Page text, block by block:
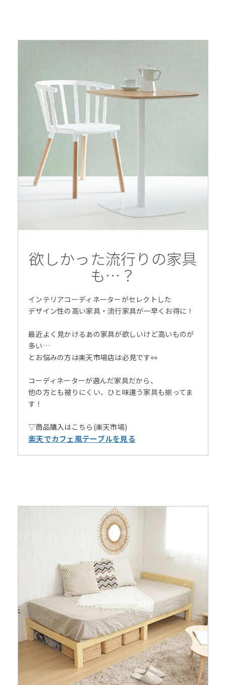
欲しかった流行りの家具
も…？
インテリアコーディネーターがセレクトした
デザイン性の高い家具・流行家具が一早くお得に！
最近よく見かけるあの家具が欲しいけど高いものが
多い…
とお悩みの方は楽天市場店は必見です👀
コーディネーターが選んだ家具だから、
他の方とも被りにくい、ひと味違う家具も揃ってま
す！
▽商品購入はこちら(楽天市場)
楽天でカフェ風テーブルを見る